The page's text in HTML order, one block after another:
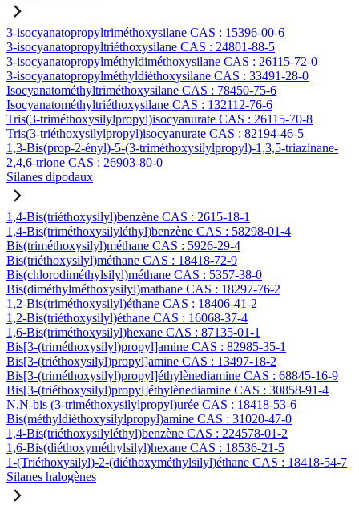
3-isocyanatopropyltriméthoxysilane CAS : 15396-00-6
3-isocyanatopropyltriéthoxysilane CAS : 24801-88-5
3-isocyanatopropylméthyldiméthoxysilane CAS : 26115-72-0
3-isocyanatopropylméthyldiéthoxysilane CAS : 33491-28-0
Isocyanatométhyltriméthoxysilane CAS : 78450-75-6
Isocyanatométhyltriéthoxysilane CAS : 132112-76-6
Tris(3-triméthoxysilylpropyl)isocyanurate CAS : 26115-70-8
Tris(3-triéthoxysilylpropyl)isocyanurate CAS : 82194-46-5
1,3-Bis(prop-2-ényl)-5-(3-triméthoxysilylpropyl)-1,3,5-triazinane-
2,4,6-trione CAS : 26903-80-0
Silanes dipodaux
1,4-Bis(triéthoxysilyl)benzène CAS : 2615-18-1
1,4-Bis(triméthoxysilyléthyl)benzène CAS : 58298-01-4
Bis(triméthoxysilyl)méthane CAS : 5926-29-4
Bis(triéthoxysilyl)méthane CAS : 18418-72-9
Bis(chlorodiméthylsilyl)méthane CAS : 5357-38-0
Bis(diméthylméthoxysilyl)mathane CAS : 18297-76-2
1,2-Bis(triméthoxysilyl)éthane CAS : 18406-41-2
1,2-Bis(triéthoxysilyl)éthane CAS : 16068-37-4
1,6-Bis(triméthoxysilyl)hexane CAS : 87135-01-1
Bis[3-(triméthoxysilyl)propyl]amine CAS : 82985-35-1
Bis[3-(triéthoxysilyl)propyl]amine CAS : 13497-18-2
Bis[3-(triméthoxysilyl)propyl]éthylènediamine CAS : 68845-16-9
Bis[3-(triéthoxysilyl)propyl]éthylènediamine CAS : 30858-91-4
N,N-bis (3-triméthoxysilylpropyl)urée CAS : 18418-53-6
Bis(méthyldiéthoxysilylpropyl)amine CAS : 31020-47-0
1,4-Bis(triéthoxysilyléthyl)benzène CAS : 224578-01-2
1,6-Bis(diéthoxyméthylsilyl)hexane CAS : 18536-21-5
1-(Triéthoxysilyl)-2-(diéthoxyméthylsilyl)éthane CAS : 18418-54-7
Silanes halogènes